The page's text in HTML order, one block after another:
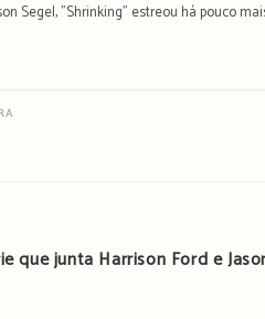
Segel, "Shrinking" estreou há pouco
que junta Harrison Ford e